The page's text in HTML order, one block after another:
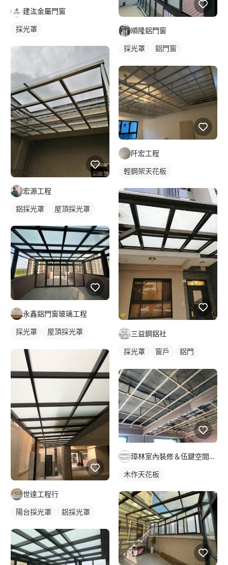
建汯金屬門窗
採光罩
宏源工程
鋁採光罩 屋頂採光罩
永鑫鋁門窗玻璃工程
採光罩
屋頂採光罩
世達工程行
陽台採光罩 鋁採光罩
順隆鋁門窗
採光罩
鋁門窗
鋁窗
陽台窗戶
阡宏工程
輕鋼架天花板
三益鋼鋁社
採光罩 窗戶
鋁門
鋁採光罩
璋林室內裝修＆伍鍵空間規劃
木作天花板